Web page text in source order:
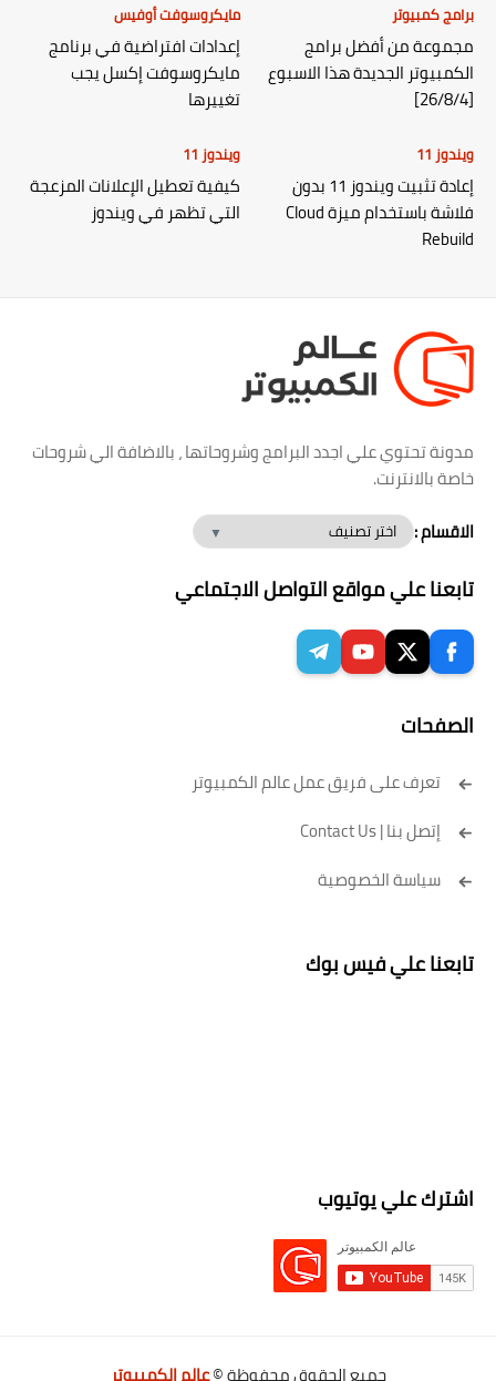
برامج كمبيوتر
مجموعة من أفضل برامج
الكمبيوتر الجديدة هذا الاسبوع
[26/8/4]
مايكروسوفت أوفيس
إعدادات افتراضية في برنامج
مايكروسوفت إكسل يجب
تغييرها
ويندوز 11
إعادة تثبيت ويندوز 11 بدون
فلاشة باستخدام ميزة Cloud
Rebuild
ويندوز 11
كيفية تعطيل الإعلانات المزعجة
التي تظهر في ويندوز
مدونة تحتوي علي اجدد البرامج وشروحاتها ، بالاضافة الي شروحات
خاصة بالانترنت.
الاقسام :
تابعنا علي مواقع التواصل الاجتماعي
الصفحات
تعرف على فريق عمل عالم الكمبيوتر
إتصل بنا | Contact Us
سياسة الخصوصية
تابعنا علي فيس بوك
اشترك علي يوتيوب